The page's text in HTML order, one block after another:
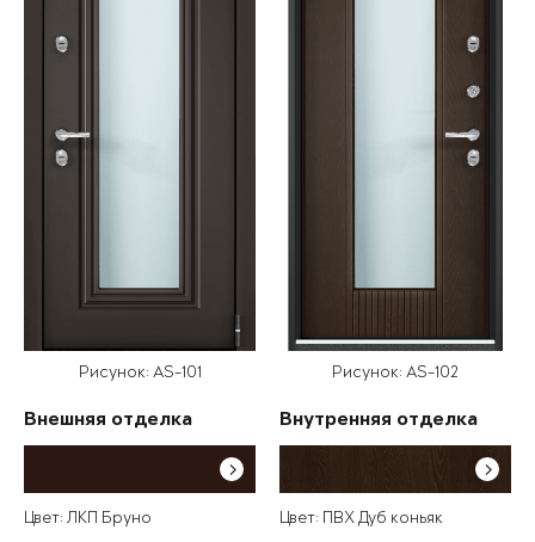
Рисунок: AS-101
Внешняя отделка
Цвет: ЛКП Бруно
Рисунок: AS-102
Внутренняя отделка
Цвет: ПВХ Дуб коньяк